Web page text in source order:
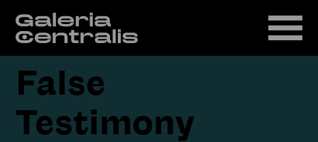
False
Testimony